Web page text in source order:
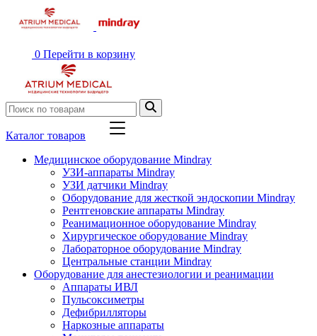
0 Перейти в корзину
Каталог товаров
Медицинское оборудование Mindray
УЗИ-аппараты Mindray
УЗИ датчики Mindray
Оборудование для жесткой эндоскопии Mindray
Рентгеновские аппараты Mindray
Реанимационное оборудование Mindray
Хирургическое оборудование Mindray
Лабораторное оборудование Mindray
Центральные станции Mindray
Оборудование для анестезиологии и реанимации
Аппараты ИВЛ
Пульсоксиметры
Дефибрилляторы
Наркозные аппараты